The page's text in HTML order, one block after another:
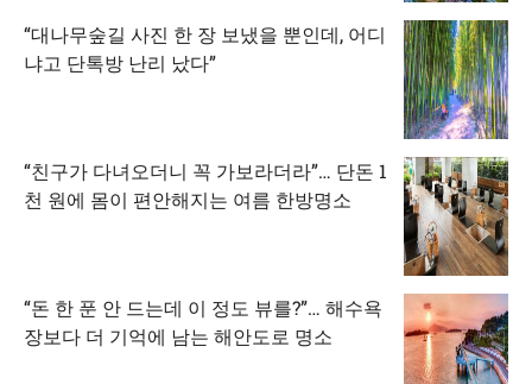
“대나무숲길 사진 한 장 보냈을 뿐인데, 어디
냐고 단톡방 난리 났다”
“친구가 다녀오더니 꼭 가보라더라”… 단돈 1
천 원에 몸이 편안해지는 여름 한방명소
“돈 한 푼 안 드는데 이 정도 뷰를?”… 해수욕
장보다 더 기억에 남는 해안도로 명소